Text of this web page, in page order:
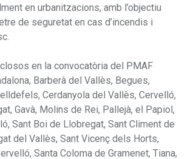
en urbanitzacions, amb l’objectiu
de seguretat en cas d’incendis i
en la convocatòria del PMAF
Barberà del Vallès, Begues,
Cerdanyola del Vallès, Cervelló,
Gavà, Molins de Rei, Pallejà, el Papiol,
Sant Boi de Llobregat, Sant Climent de
del Vallès, Sant Vicenç dels Horts,
Santa Coloma de Gramenet, Tiana,